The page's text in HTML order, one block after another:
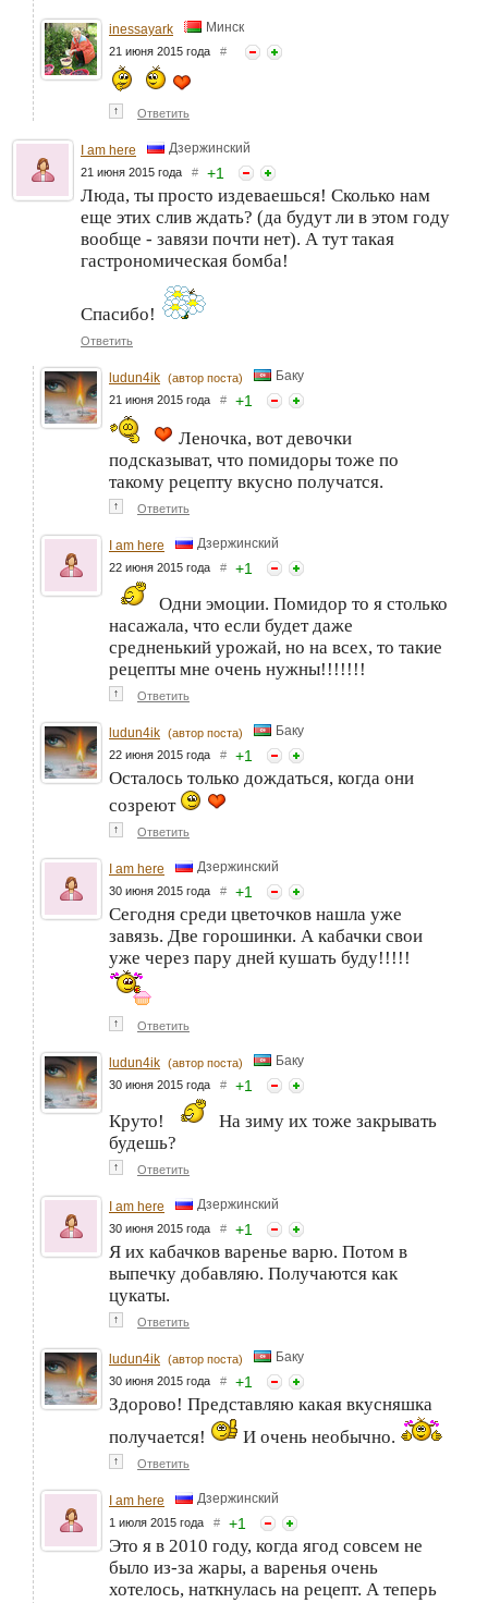
inessayark Минск
21 июня 2015 года #
↑ Ответить
I am here Дзержинский
21 июня 2015 года # +1
Люда, ты просто издеваешься! Сколько нам
еще этих слив ждать? (да будут ли в этом году
вообще - завязи почти нет). А тут такая
гастрономическая бомба!
Спасибо!
Ответить
ludun4ik (автор поста) Баку
21 июня 2015 года # +1
Леночка, вот девочки
подсказыват, что помидоры тоже по
такому рецепту вкусно получатся.
↑ Ответить
I am here Дзержинский
22 июня 2015 года # +1
Одни эмоции. Помидор то я столько
насажала, что если будет даже
средненький урожай, но на всех, то такие
рецепты мне очень нужны!!!!!!!
↑ Ответить
ludun4ik (автор поста) Баку
22 июня 2015 года # +1
Осталось только дождаться, когда они
созреют
↑ Ответить
I am here Дзержинский
30 июня 2015 года # +1
Сегодня среди цветочков нашла уже
завязь. Две горошинки. А кабачки свои
уже через пару дней кушать буду!!!!!
↑ Ответить
ludun4ik (автор поста) Баку
30 июня 2015 года # +1
Круто!
На зиму их тоже закрывать
будешь?
↑ Ответить
I am here Дзержинский
30 июня 2015 года # +1
Я их кабачков варенье варю. Потом в
выпечку добавляю. Получаются как
цукаты.
↑ Ответить
ludun4ik (автор поста) Баку
30 июня 2015 года # +1
Здорово! Представляю какая вкусняшка
получается!
И очень необычно.
↑ Ответить
I am here Дзержинский
1 июля 2015 года # +1
Это я в 2010 году, когда ягод совсем не
было из-за жары, а варенья очень
хотелось, наткнулась на рецепт. А теперь